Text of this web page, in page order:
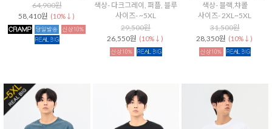
64,900원
58,410원 (10%↓)
색상- 다크그레이, 퍼플, 블루
사이즈- ~5XL
29,500원
26,550원 (10%↓)
색상- 블랙,챠콜
사이즈- 2XL~5XL
31,500원
28,350원 (10%↓)